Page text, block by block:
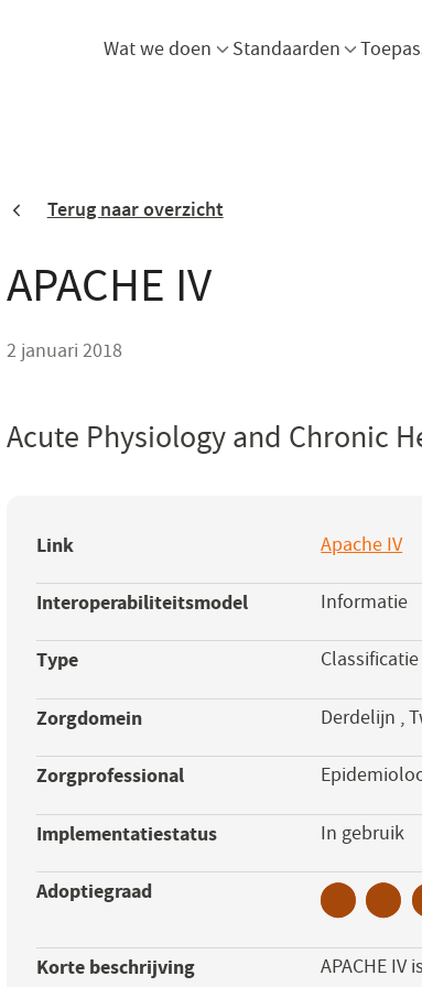
Wat we doen Menu openen
Standaarden
Terug naar overzicht
APACHE IV
2 januari 2018
Acute Physiology and Chronic
Link Apache IV
in
een
Interoperabiliteitsmodel Informatie
Type Classificatie
Zorgdomein Derdelijn ,
Zorgprofessional
Implementatiestatus In gebruik
Adoptiegraad
Korte beschrijving
APACHE